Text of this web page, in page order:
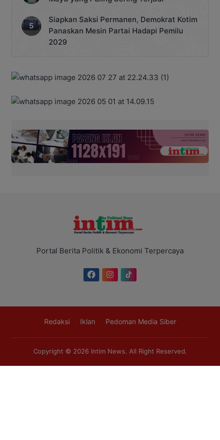
Siapkan Saksi Permanen, Demokrat Kotim
Panaskan Mesin Partai Hadapi Pemilu
2029
Portal Berita Politik & Ekonomi Terpercaya
Redaksi Iklan Pedoman Media Siber
Copyright © 2026 Intim News. All Right Reserved.